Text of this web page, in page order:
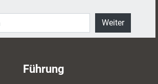
Weiter
Führung